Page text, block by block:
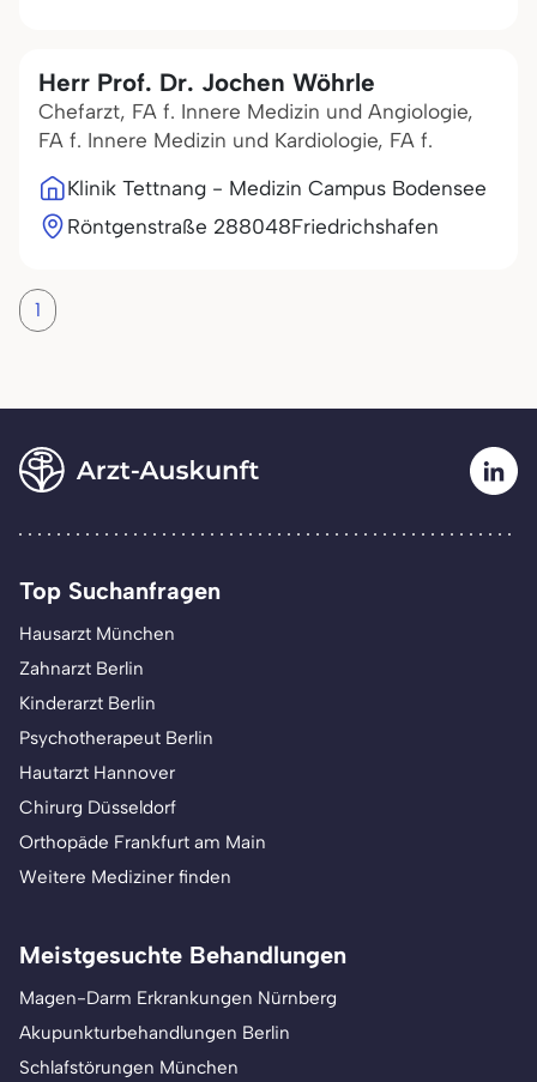
Herr Prof. Dr. Jochen Wöhrle
Chefarzt, FA f. Innere Medizin und Angiologie,
FA f. Innere Medizin und Kardiologie, FA f.
Klinik Tettnang - Medizin Campus Bodensee
Röntgenstraße 288048Friedrichshafen
1
Top Suchanfragen
Hausarzt München
Zahnarzt Berlin
Kinderarzt Berlin
Psychotherapeut Berlin
Hautarzt Hannover
Chirurg Düsseldorf
Orthopäde Frankfurt am Main
Weitere Mediziner finden
Meistgesuchte Behandlungen
Magen-Darm Erkrankungen Nürnberg
Akupunkturbehandlungen Berlin
Schlafstörungen München